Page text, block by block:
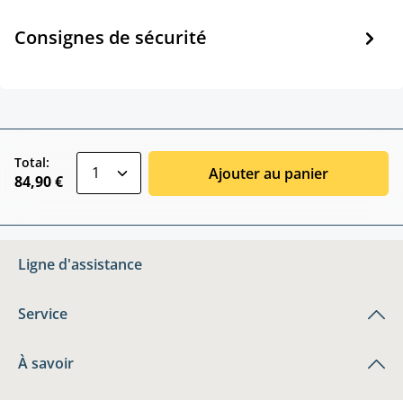
Consignes de sécurité
Total:
84,90 € Ajouter au panier
Ligne d'assistance
Service
À savoir